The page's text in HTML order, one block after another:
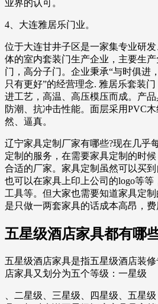
业界的认可。
4、大连雅居乐门业。
位于大连甘井子区是一家集专业研
体的室内套装门生产企业，主要生
门，高分子门。企业秉承“与时俱进
只有更好”的经营理念. 雅居乐套装
进工艺，高温、高压模压而成。产品
防潮、抗冲击性能。面层采用PVC
然、逼真。
辽宁家具定制厂家有哪些?现在几乎
定制的服务，在需要家具定制的时
合适的厂家。家具定制虽然可以买到
也可以在家具上印上公司的logo等
工具等。但大家也需要知道家具定
是只做一两套家具的话成本高昂，费
五星级酒店家具都有哪
五星级酒店家具是指五星级酒店装
店家具又划分为五个等级：一星级
、二星级、三星级、四星级、五星